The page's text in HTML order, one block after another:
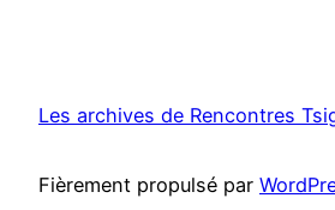
Les archives de Rencontres
Fièrement propulsé par